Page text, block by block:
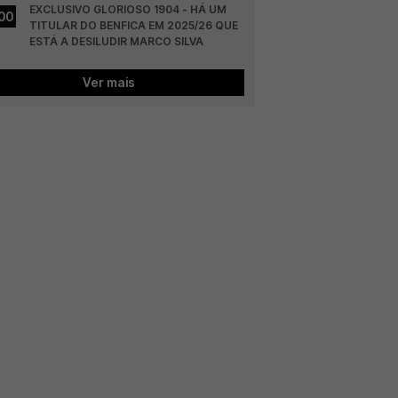
EXCLUSIVO GLORIOSO 1904 - HÁ UM
TITULAR DO BENFICA EM 2025/26 QUE
ESTÁ A DESILUDIR MARCO SILVA
Ver mais